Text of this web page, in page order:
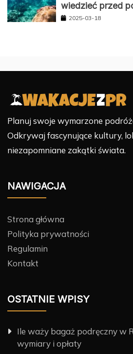
wiedzieć przed
2025-03-18
Planuj swoje wymarzone
Odkrywaj fascynujące kultury,
niezapomniane zakątki świata.
NAWIGACJA
Strona główna
Polityka prywatności
Regulamin
Kontakt
OSTATNIE WPISY
Ile waży bagaż podręczny w
wymiary i opłaty